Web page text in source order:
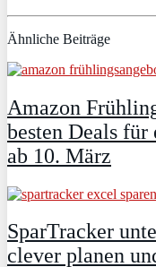
Ähnliche Beiträge
Amazon
besten Deals für
ab 10. März
SparTracker
clever planen